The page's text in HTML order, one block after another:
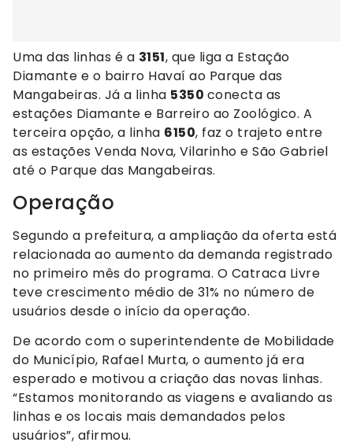
Uma das linhas é a 3151, que liga a Estação
Diamante e o bairro Havaí ao Parque das
Mangabeiras. Já a linha 5350 conecta as
estações Diamante e Barreiro ao Zoológico. A
terceira opção, a linha 6150, faz o trajeto entre
as estações Venda Nova, Vilarinho e São Gabriel
até o Parque das Mangabeiras.
Operação
Segundo a prefeitura, a ampliação da oferta está
relacionada ao aumento da demanda registrado
no primeiro mês do programa. O Catraca Livre
teve crescimento médio de 31% no número de
usuários desde o início da operação.
De acordo com o superintendente de Mobilidade
do Município, Rafael Murta, o aumento já era
esperado e motivou a criação das novas linhas.
“Estamos monitorando as viagens e avaliando as
linhas e os locais mais demandados pelos
usuários”, afirmou.